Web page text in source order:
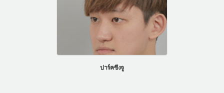
ปาร์คซึงจู